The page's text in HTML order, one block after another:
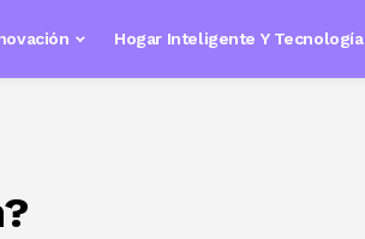
Hogar Inteligente Y Tecnología